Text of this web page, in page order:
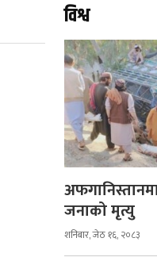
विश्व
जनाको मृत्यु
शनिबार, जेठ १६, २०८३